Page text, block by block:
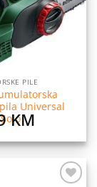
PILE
Universal
KM